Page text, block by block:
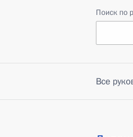
Поиск по
Все